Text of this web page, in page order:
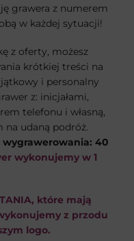
grawera z numerem
w każdej sytuacji!
z oferty, możesz
krótkiej treści na
i personalny
z: inicjałami,
telefonu i własną,
na udaną podróż.
wygrawerowania: 40
wykonujemy w 1
które mają
z przodu
logo.